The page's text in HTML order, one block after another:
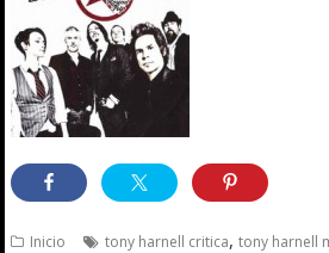
Inicio tony harnell critica,tony harnell